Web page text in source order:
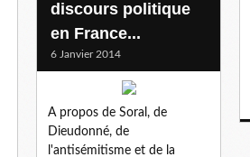
discours politique
en France...
6 Janvier 2014
A propos de Soral, de
Dieudonné, de
l'antisémitisme et de la